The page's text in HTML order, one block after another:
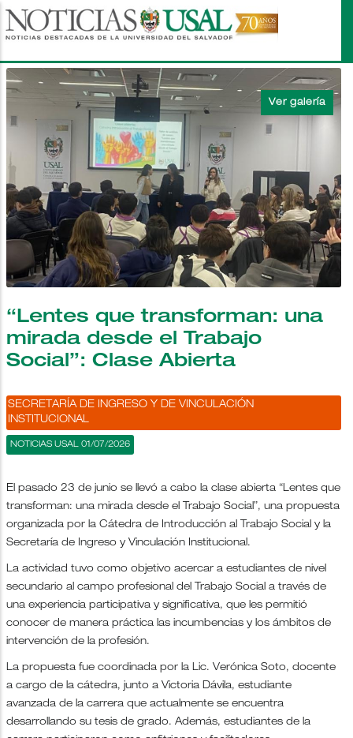
Pasar
al
principal
“Lentes que transforman: una
mirada desde el Trabajo
Social”: Clase Abierta
SECRETARÍA DE INGRESO Y DE VINCULACIÓN
INSTITUCIONAL
NOTICIAS USAL 01/07/2026
El pasado 23 de junio se llevó a cabo la clase abierta “Lentes que
transforman: una mirada desde el Trabajo Social”, una propuesta
organizada por la Cátedra de Introducción al Trabajo Social y la
Secretaría de Ingreso y Vinculación Institucional.
La actividad tuvo como objetivo acercar a estudiantes de nivel
secundario al campo profesional del Trabajo Social a través de
una experiencia participativa y significativa, que les permitió
conocer de manera práctica las incumbencias y los ámbitos de
intervención de la profesión.
La propuesta fue coordinada por la Lic. Verónica Soto, docente
a cargo de la cátedra, junto a Victoria Dávila, estudiante
avanzada de la carrera que actualmente se encuentra
desarrollando su tesis de grado. Además, estudiantes de la